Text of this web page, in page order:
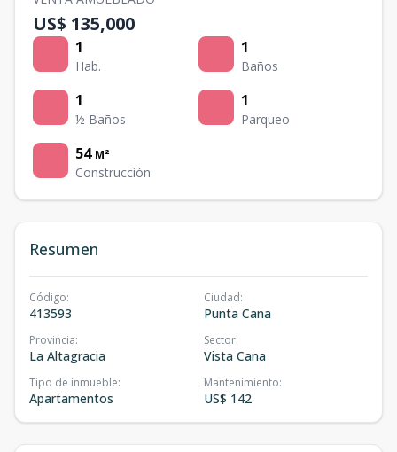
US$ 135,000
1
Hab.
1
Baños
1
½ Baños
1
Parqueo
54 M²
Construcción
Resumen
Código:
413593
Ciudad:
Punta Cana
Provincia:
La Altagracia
Sector:
Vista Cana
Tipo de inmueble:
Apartamentos
Mantenimiento:
US$ 142